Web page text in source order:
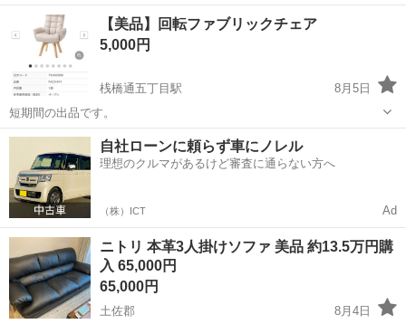
はあるかもしれません かなり美品 神経質な方はお断りします １つ
¥1000のクッションを 3つオマケします ノークレームノーリターン ペ
ット喫煙者いません
高知市 東京駅 ソファ
【美品】回転ファブリックチェア
5,000円
桟橋通五丁目駅
8月5日
短期間の出品です。
高知 高知市 桟橋通五丁目駅 ソファ
自社ローンに頼らず車にノレル
理想のクルマがあるけど審査に通らない方へ
（株）ICT Ad
ニトリ 本革3人掛けソファ 美品 約13.5万円購
入 65,000円
65,000円
土佐郡
8月4日